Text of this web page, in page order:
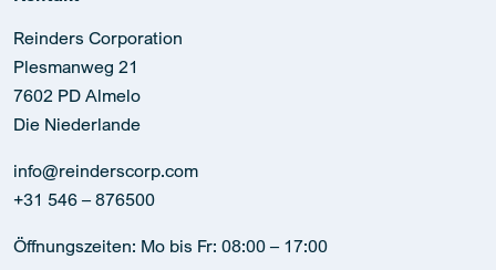
Reinders Corporation
Plesmanweg 21
7602 PD Almelo
Die Niederlande
info@reinderscorp.com
+31 546 – 876500
Öffnungszeiten: Mo bis Fr: 08:00 – 17:00